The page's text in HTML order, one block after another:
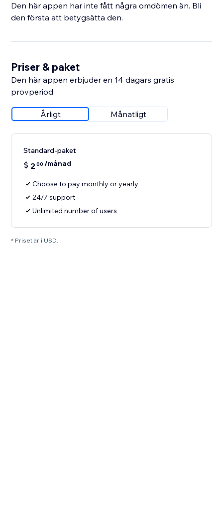
Den här appen har inte fått några omdömen än. Bli
den första att betygsätta den.
Priser & paket
Den här appen erbjuder en 14 dagars gratis
provperiod
Årligt Månatligt
Standard-paket
$ 2 00 /månad
Choose to pay monthly or yearly
24/7 support
Unlimited number of users
* Priset är i USD.